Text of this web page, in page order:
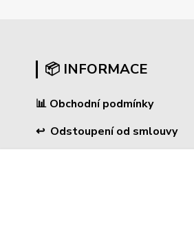
📦 INFORMACE
📊 Obchodní podmínky
↩ Odstoupení od smlouvy